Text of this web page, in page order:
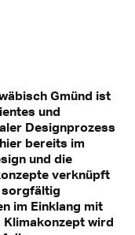
Gmünd ist
und
Designprozess
bereits im
und die
verknüpft
sorgfältig
im Einklang mit
wird